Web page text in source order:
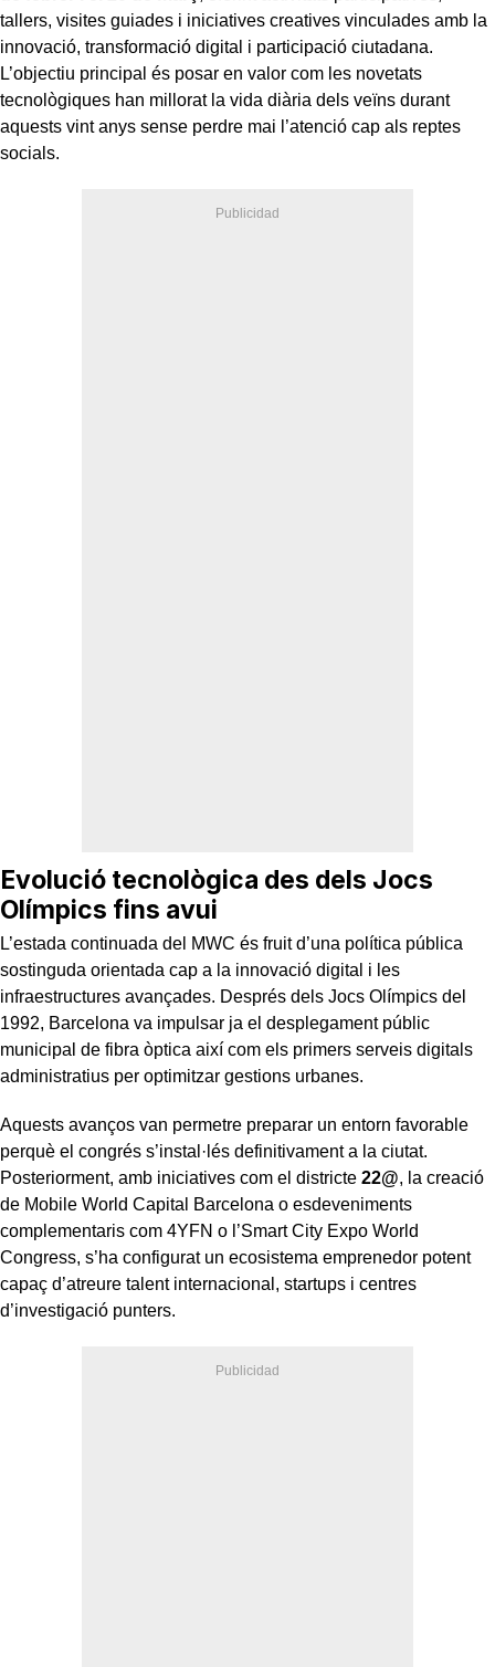
tallers, visites guiades i iniciatives creatives vinculades amb la
innovació, transformació digital i participació ciutadana.
L’objectiu principal és posar en valor com les novetats
tecnològiques han millorat la vida diària dels veïns durant
aquests vint anys sense perdre mai l’atenció cap als reptes
socials.
Evolució tecnològica des dels Jocs
Olímpics fins avui
L’estada continuada del MWC és fruit d’una política pública
sostinguda orientada cap a la innovació digital i les
infraestructures avançades. Després dels Jocs Olímpics del
1992, Barcelona va impulsar ja el desplegament públic
municipal de fibra òptica així com els primers serveis digitals
administratius per optimitzar gestions urbanes.
Aquests avanços van permetre preparar un entorn favorable
perquè el congrés s’instal·lés definitivament a la ciutat.
Posteriorment, amb iniciatives com el districte 22@, la creació
de Mobile World Capital Barcelona o esdeveniments
complementaris com 4YFN o l’Smart City Expo World
Congress, s’ha configurat un ecosistema emprenedor potent
capaç d’atreure talent internacional, startups i centres
d’investigació punters.